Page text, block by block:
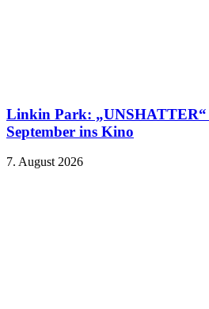
Linkin Park: „UNSHATTER“
September ins Kino
7. August 2026